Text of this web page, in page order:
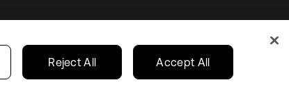
あなたのプライバシーの選択 Japan
Reject All Accept All